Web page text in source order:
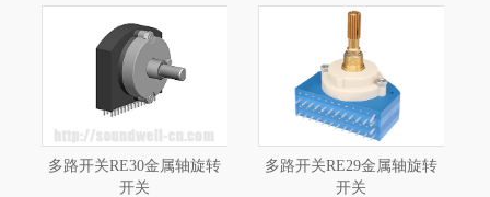
多路开关RE30金属轴旋转
开关
多路开关RE29金属轴旋转
开关